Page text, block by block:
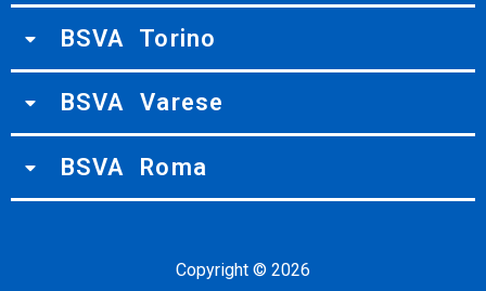
BSVA Torino
BSVA Varese
BSVA Roma
Copyright © 2026